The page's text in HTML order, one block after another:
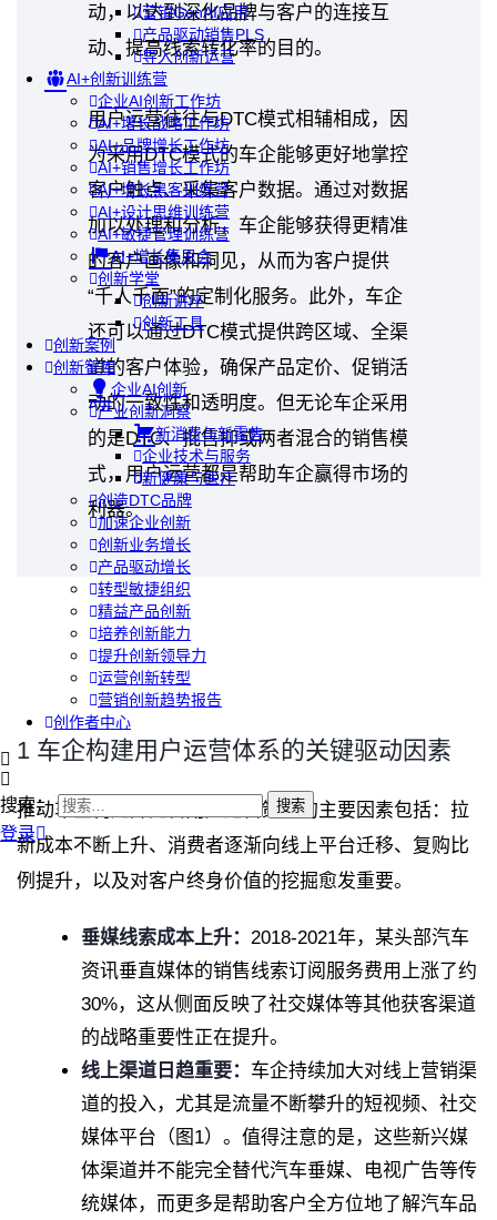
营销GenAI应用
产品驱动销售PLS
导入创新运营
AI+创新训练营
企业AI创新工作坊
AI+增长战略工作坊
AI+品牌增长工作坊
AI+销售增长工作坊
AI+增长黑客训练营
AI+设计思维训练营
AI+敏捷管理训练营
AI+增长集思会
创新学堂
创新讲座
创新工具
创新案例
创新智库
企业AI创新
产业创新洞察
新消费与新零售
企业技术与服务
新健康与医疗
创造DTC品牌
加速企业创新
创新业务增长
产品驱动增长
转型敏捷组织
精益产品创新
培养创新能力
提升创新领导力
运营创新转型
营销创新趋势报告
创作者中心
搜索：
登录
动，以达到深化品牌与客户的连接互
动、提高线索转化率的目的。
用户运营往往与DTC模式相辅相成，因
为采用DTC模式的车企能够更好地掌控
客户触点、采集客户数据。通过对数据
加以处理和分析，车企能够获得更精准
的客户画像和洞见，从而为客户提供
“千人千面”的定制化服务。此外，车企
还可以通过DTC模式提供跨区域、全渠
道的客户体验，确保产品定价、促销活
动的一致性和透明度。但无论车企采用
的是DTC、批售抑或两者混合的销售模
式，用户运营都是帮助车企赢得市场的
利器。
1 车企构建用户运营体系的关键驱动因素
推动车企构建并完善用户运营策略的主要因素包括：拉
新成本不断上升、消费者逐渐向线上平台迁移、复购比
例提升，以及对客户终身价值的挖掘愈发重要。
垂媒线索成本上升： 2018-2021年，某头部汽车
资讯垂直媒体的销售线索订阅服务费用上涨了约
30%，这从侧面反映了社交媒体等其他获客渠道
的战略重要性正在提升。
线上渠道日趋重要： 车企持续加大对线上营销渠
道的投入，尤其是流量不断攀升的短视频、社交
媒体平台（图1）。值得注意的是，这些新兴媒
体渠道并不能完全替代汽车垂媒、电视广告等传
统媒体，而更多是帮助客户全方位地了解汽车品